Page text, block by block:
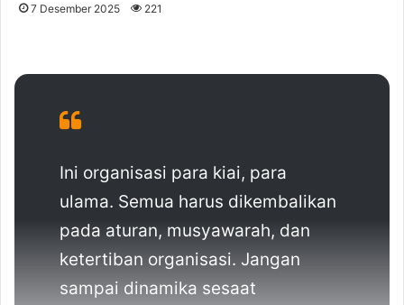
7 Desember 2025 221
Ini organisasi para kiai, para
ulama. Semua harus dikembalikan
pada aturan, musyawarah, dan
ketertiban organisasi. Jangan
sampai dinamika sesaat